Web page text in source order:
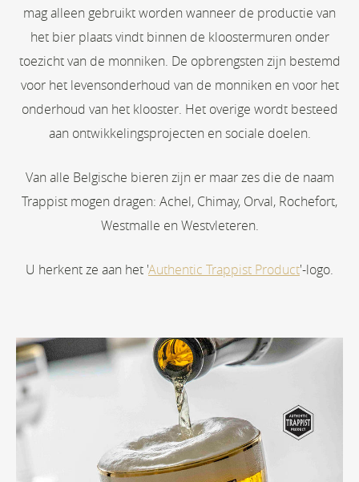
mag alleen gebruikt worden wanneer de productie van
het bier plaats vindt binnen de kloostermuren onder
toezicht van de monniken. De opbrengsten zijn bestemd
voor het levensonderhoud van de monniken en voor het
onderhoud van het klooster. Het overige wordt besteed
aan ontwikkelingsprojecten en sociale doelen.
Van alle Belgische bieren zijn er maar zes die de naam
Trappist mogen dragen: Achel, Chimay, Orval, Rochefort,
Westmalle en Westvleteren.
U herkent ze aan het 'Authentic Trappist Product'-logo.
_H3A1856-logo